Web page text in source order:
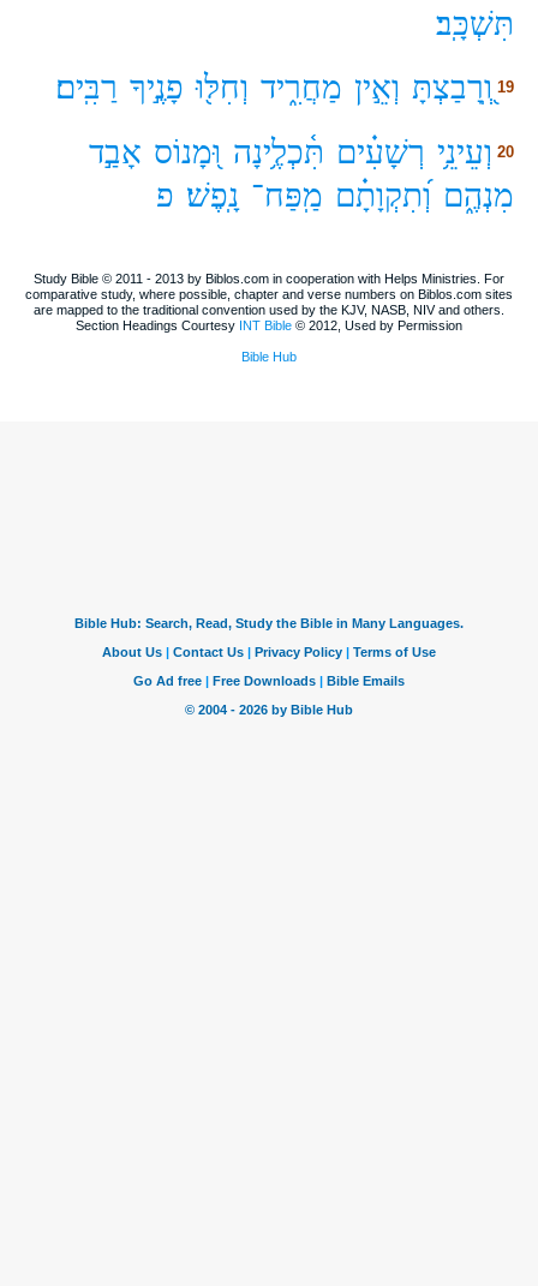
תִּשְׁכָּֽב׃
19 וְֽ֭רָבַצְתָּ וְאֵ֣ין מַחֲרִ֑יד וְחִלּ֖וּ פָנֶ֣יךָ רַבִּֽים׃
20 וְעֵינֵ֥י רְשָׁעִ֗ים תִּ֫כְלֶ֥ינָה וּ֭מָנוֹס אָבַ֣ד
מִנְהֶ֑ם וְ֝תִקְוָתָ֗ם מַֽפַּח־ נָֽפֶשׁ׃ פ
Study Bible © 2011 - 2013 by Biblos.com in cooperation with Helps Ministries. For
comparative study, where possible, chapter and verse numbers on Biblos.com sites
are mapped to the traditional convention used by the KJV, NASB, NIV and others.
Section Headings Courtesy INT Bible © 2012, Used by Permission
Bible Hub